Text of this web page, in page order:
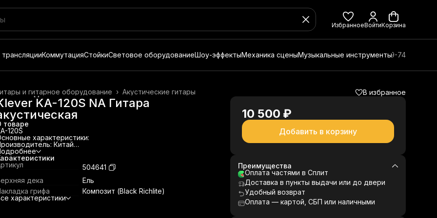
ИзбранноеВойтиКорзина
КоммутацияСтойкиСветовое оборудованиеШоу-эффектыМеханика сценыМузыкальные инструменты
8 (800) 350-49-74
Акустические гитары
и гитарное оборудование ›
Музыкальные инструменты
KA-120S NA Гитара
товаре
120S
характеристики:
Китай
струн: 6
корпуса: Аудиториум (40")
дека: Ель
Нижняя дека и обечайка: Вишня
есть
Нато
грифа: Композит (Black Richlite)
покрытия: Матовое
504641
дека
Ель
грифа
Композит (Black Richlite)
характеристики
В избранное
10 500 ₽
Добавить в корзину
Преимущества
Оплата частями в Сплит
Доставка в пункты выдачи или до двери
Удобный возврат
Оплата — картой, СБП или наличными